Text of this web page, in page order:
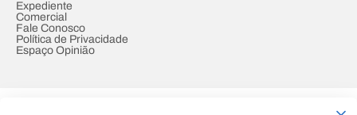
Expediente
Comercial
Fale Conosco
Política de Privacidade
Espaço Opinião